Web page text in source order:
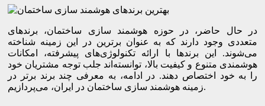
در حال حاضر، در حوزه هوشمند سازی ساختمان، برندهای
متعددی وجود دارند که به عنوان برترین در این زمینه شناخته
می‌شوند. این برندها با ارائه تکنولوژی‌های پیشرفته، امکانات
هوشمندی متنوع و کیفیت بالا، توانسته‌اند جلب توجه مشتریان خود
را به خود اختصاص دهند. در ادامه، به معرفی چند برند برتر در
زمینه هوشمند سازی ساختمان در ایران، می‌پردازیم.